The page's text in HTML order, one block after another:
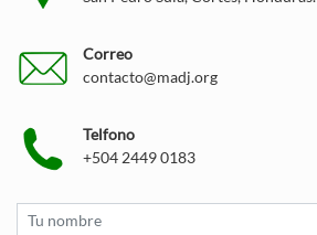
Correo
contacto@madj.org
Telfono
+504 2449 0183